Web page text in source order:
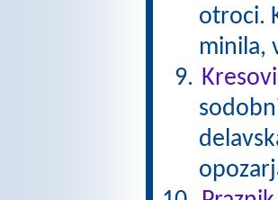
otroci.
minila,
Kresovi